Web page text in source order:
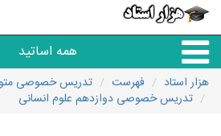
همه اساتید
همه آموزشگاه ها
هزار استاد فهرست
تدریس خصوصی
تدریس خصوصی دوازدهم علوم انسانی